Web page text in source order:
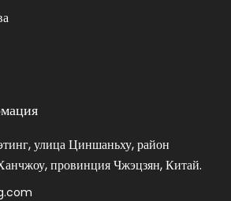
улица Циншаньху, район
провинция Чжэцзян, Китай.